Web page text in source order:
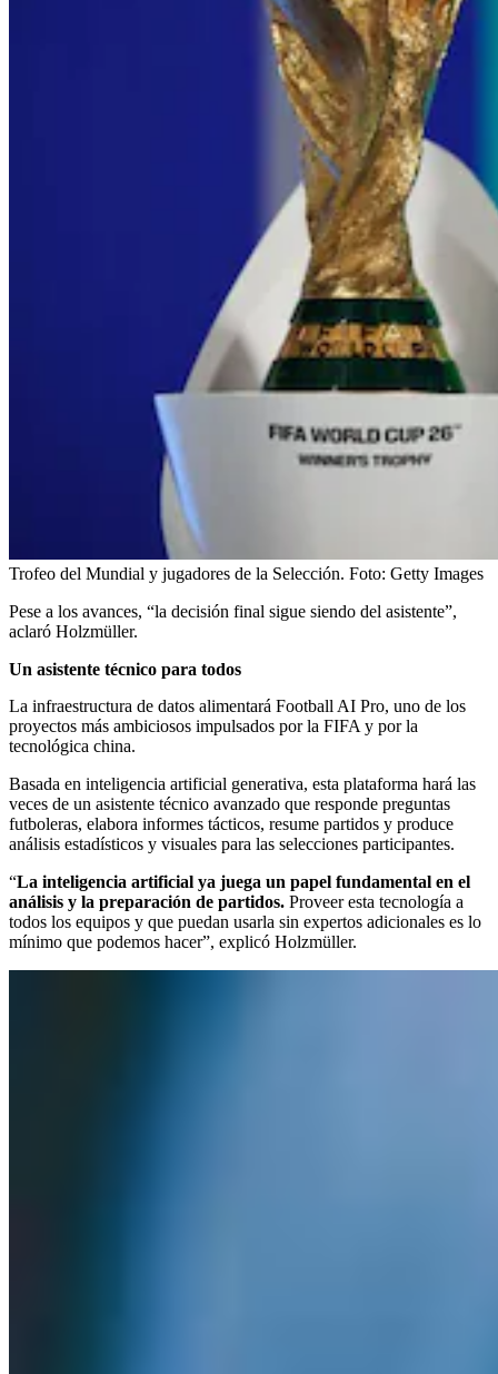
Trofeo del Mundial y jugadores de la Selección. Foto: Getty Images
Pese a los avances, “la decisión final sigue siendo del asistente”,
aclaró Holzmüller.
Un asistente técnico para todos
La infraestructura de datos alimentará Football AI Pro, uno de los
proyectos más ambiciosos impulsados por la FIFA y por la
tecnológica china.
Basada en inteligencia artificial generativa, esta plataforma hará las
veces de un asistente técnico avanzado que responde preguntas
futboleras, elabora informes tácticos, resume partidos y produce
análisis estadísticos y visuales para las selecciones participantes.
“La inteligencia artificial ya juega un papel fundamental en el
análisis y la preparación de partidos. Proveer esta tecnología a
todos los equipos y que puedan usarla sin expertos adicionales es lo
mínimo que podemos hacer”, explicó Holzmüller.